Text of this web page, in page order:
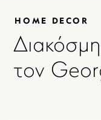
HOME DECOR
τον